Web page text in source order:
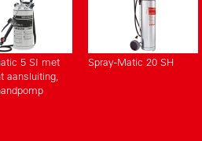
5 SI met
aansluiting,
Spray-Matic 20 SH